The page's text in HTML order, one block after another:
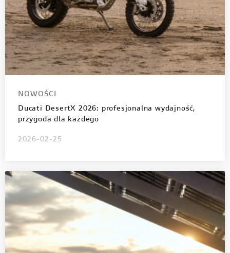
NOWOŚCI
Ducati DesertX 2026: profesjonalna wydajność,
przygoda dla każdego
2026-02-25